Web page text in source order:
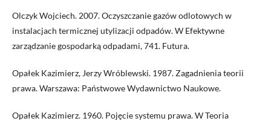
Olczyk Wojciech. 2007. Oczyszczanie gazów odlotowych w
instalacjach termicznej utylizacji odpadów. W Efektywne
zarządzanie gospodarką odpadami, 741. Futura.
Opałek Kazimierz, Jerzy Wróblewski. 1987. Zagadnienia teorii
prawa. Warszawa: Państwowe Wydawnictwo Naukowe.
Opałek Kazimierz. 1960. Pojęcie systemu prawa. W Teoria